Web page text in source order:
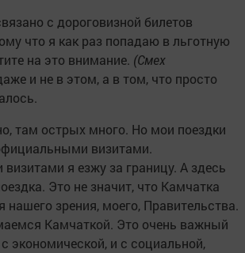
с дороговизной билетов
что я как раз попадаю в льготную
на это внимание. (Смех
и не в этом, а в том, что просто
там острых много. Но мои поездки
визитами.
я езжу за границу. А здесь
Это не значит, что Камчатка
нашего зрения, моего, Правительства.
Камчаткой. Это очень важный
экономической, и с социальной,